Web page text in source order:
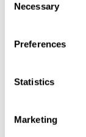
Selection
Necessary
Preferences
Statistics
Marketing
utan
Eftersom
också